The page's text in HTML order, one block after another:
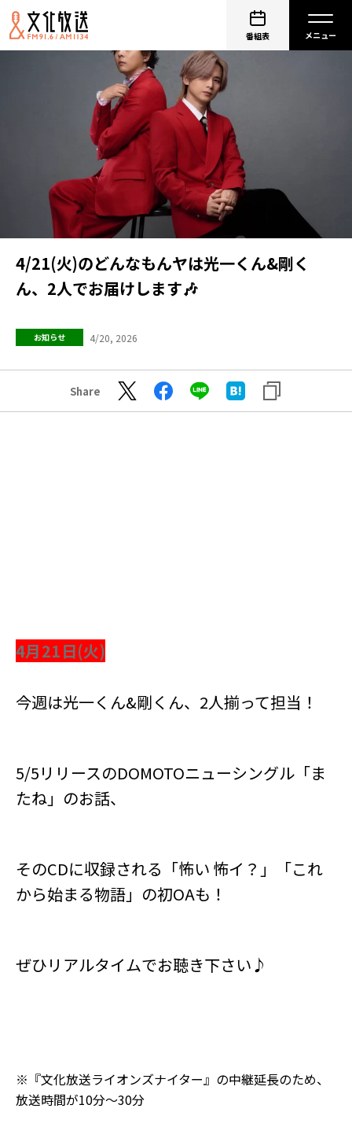
番組表
4/21(火)のどんなもんヤは光一くん&剛く
ん、2人でお届けします🎶
お知らせ 4/20, 2026
Share
4月21日(火)
今週は光一くん&剛くん、2人揃って担当！
5/5リリースのDOMOTOニューシングル「ま
たね」のお話、
そのCDに収録される「怖い 怖イ？」「これ
から始まる物語」の初OAも！
ぜひリアルタイムでお聴き下さい♪
※『文化放送ライオンズナイター』の中継延長のため、
放送時間が10分〜30分